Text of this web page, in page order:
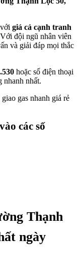
giá cả cạnh tranh
đội ngũ nhân viên
và giải đáp mọi thắc
hoặc số điện thoại
nhanh nhất.
gas nhanh giá rẻ
các số
Thạnh
ngày